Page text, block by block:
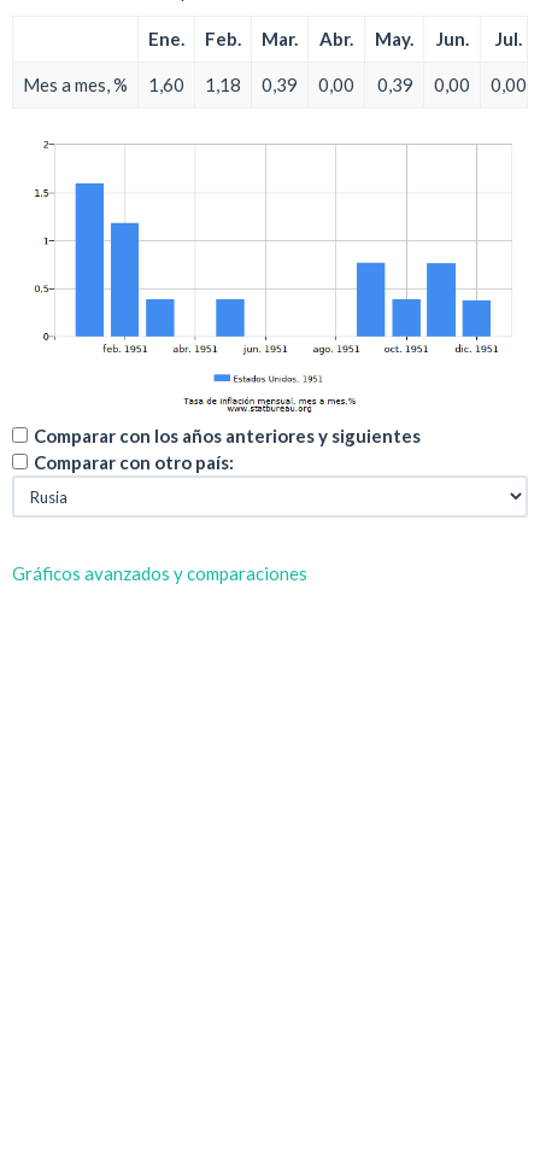
Ene. Feb. Mar. Abr. May. Jun. Jul.
Mes a mes, % 1,60 1,18 0,39 0,00 0,39 0,00 0,00
Comparar con los años anteriores y siguientes
Comparar con otro país:
Gráficos avanzados y comparaciones